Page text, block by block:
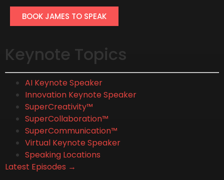
BOOK JAMES TO SPEAK
Keynote Topics
AI Keynote Speaker
Innovation Keynote Speaker
SuperCreativity™
SuperCollaboration™
SuperCommunication™
Virtual Keynote Speaker
Speaking Locations
Latest Episodes →